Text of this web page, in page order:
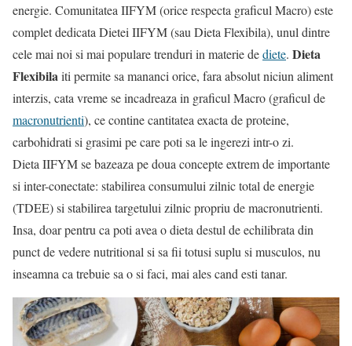
energie. Comunitatea IIFYM (orice respecta graficul Macro) este
complet dedicata Dietei IIFYM (sau Dieta Flexibila), unul dintre
cele mai noi si mai populare trenduri in materie dediete. Dieta
Flexibilaiti permite sa mananci orice, fara absolut niciun aliment
interzis, cata vreme se incadreaza in graficul Macro (graficul de
macronutrienti), ce contine cantitatea exacta de proteine,
carbohidrati si grasimi pe care poti sa le ingerezi intr-o zi.
Dieta IIFYM se bazeaza pe doua concepte extrem de importante
si inter-conectate: stabilirea consumului zilnic total de energie
(TDEE) si stabilirea targetului zilnic propriu de macronutrienti.
Insa, doar pentru ca poti avea o dieta destul de echilibrata din
punct de vedere nutritional si sa fii totusi suplu si musculos, nu
inseamna ca trebuie sa o si faci, mai ales cand esti tanar.